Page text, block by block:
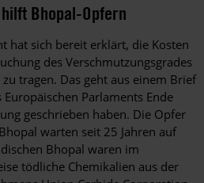
Bhopal-Opfern
hat sich bereit erklärt, die Kosten
des Verschmutzungsgrades
tragen. Das geht aus einem Brief
Parlaments Ende
geschrieben haben. Die Opfer
warten seit 25 Jahren auf
Bhopal waren im
tödliche Chemikalien aus der